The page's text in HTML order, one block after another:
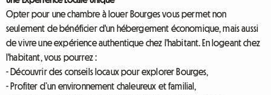
Opter pour une chambre à louer Bourges vous permet non
seulement de bénéficier d'un hébergement économique, mais aussi
de vivre une expérience authentique chez l'habitant. En logeant chez
l'habitant, vous pourrez :
- Découvrir des conseils locaux pour explorer Bourges,
- Profiter d’un environnement chaleureux et familial,